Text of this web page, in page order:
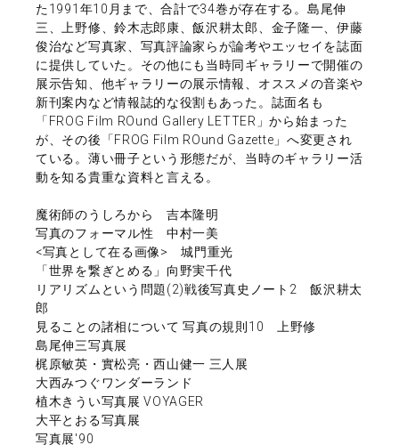
た1991年10月まで、合計で34巻が存在する。島尾伸
三、上野修、鈴木志郎康、飯沢耕太郎、金子隆一、伊藤
俊治など写真家、写真評論家らが論考やエッセイを誌面
に提供していた。その他にも当時同ギャラリーで開催の
展示告知、他ギャラリーの展示情報、オススメの音楽や
新刊案内など情報誌的な役割もあった。誌面名も
「FROG Film ROund Gallery LETTER」から始まった
が、その後「FROG Film ROund Gazette」へ変更され
ている。薄い冊子という形態だが、当時のギャラリー活
動を知る貴重な資料と言える。
魔術師のうしろから 吉本隆明
写真のフォーマル性 中村一美
<写真として在る画像> 城門重光
「世界を繋ぎとめる」向野実千代
リアリズムという問題(2)戦後写真史ノート2 飯沢耕太
郎
見ることの諸相について 写真の規則10 上野修
島尾伸三写真展
梶原敏英・實松亮・西山健一 三人展
大西みつぐワンダーランド
植木きうい写真展 VOYAGER
大平とおる写真展
写真展'90